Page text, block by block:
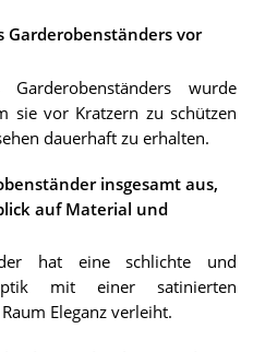
Garderobenständers vor
wurde
sie vor Kratzern zu schützen
dauerhaft zu erhalten.
insgesamt aus,
auf Material und
hat eine schlichte und
mit einer satinierten
Eleganz verleiht.